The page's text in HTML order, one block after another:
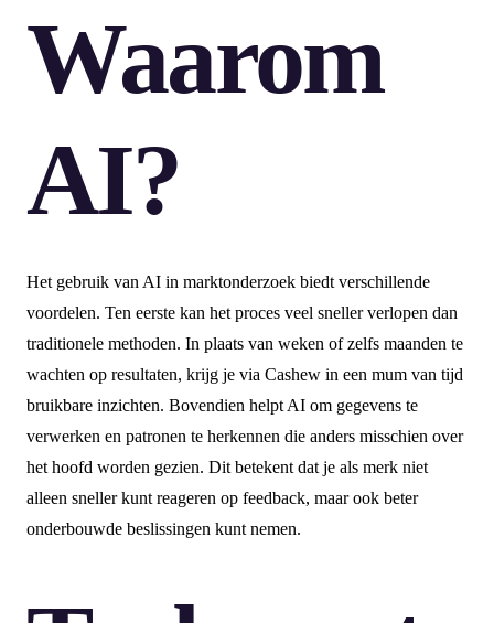
Waarom
AI?
Het gebruik van AI in marktonderzoek biedt verschillende
voordelen. Ten eerste kan het proces veel sneller verlopen dan
traditionele methoden. In plaats van weken of zelfs maanden te
wachten op resultaten, krijg je via Cashew in een mum van tijd
bruikbare inzichten. Bovendien helpt AI om gegevens te
verwerken en patronen te herkennen die anders misschien over
het hoofd worden gezien. Dit betekent dat je als merk niet
alleen sneller kunt reageren op feedback, maar ook beter
onderbouwde beslissingen kunt nemen.